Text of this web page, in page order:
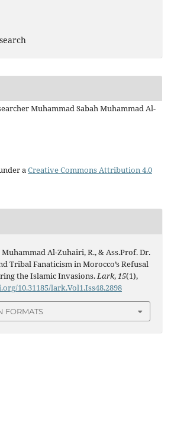
Muhammad Sabah Muhammad Al-
aCreative Commons Attribution 4.0
Al-Zuhairi, R., & Ass.Prof. Dr.
Tribal Fanaticism in Morocco’s Refusal
the Islamic Invasions.Lark,15(1),
10.31185/lark.Vol1.Iss48.2898
FORMATS